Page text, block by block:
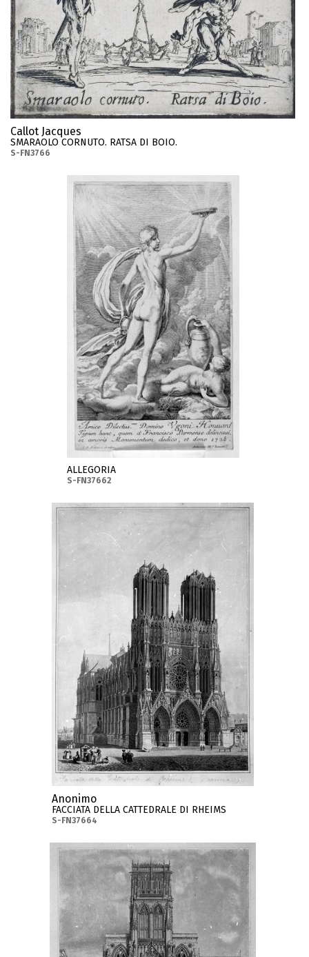
Callot Jacques
SMARAOLO CORNUTO. RATSA DI BOIO.
S-FN3766
ALLEGORIA
S-FN37662
Anonimo
FACCIATA DELLA CATTEDRALE DI RHEIMS
S-FN37664